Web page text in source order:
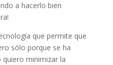
a hacerlo bien
que permite que
sólo porque se ha
minimizar la